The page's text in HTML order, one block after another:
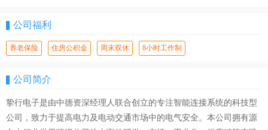
公司福利
养老保险 住房公积金 周末双休 8小时工作制
公司简介
挚行电子是由中德资深经理人联合创立的专注智能连接系统的科技型
公司，致力于提高电力及电动交通市场中的电气安全。本公司拥有源